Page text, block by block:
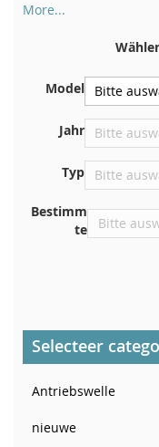
More...
Auf der
Zentrieren Sie es
Direkt im
Armaturenbrett
Model
Jahr
Typ
Bestimm
te
Selecteer
Antriebswelle
nieuwe